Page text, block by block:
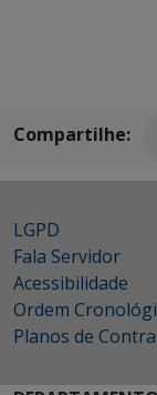
Compartilhe:
LGPD
Fala Servidor
Acessibilidade
Ordem
Planos de